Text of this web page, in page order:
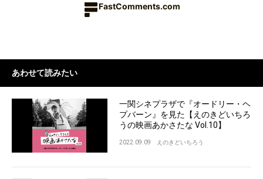
FastComments.com
あわせて読みたい
一関シネプラザで『オードリー・ヘ
プバーン』を見た【えのきどいちろ
うの映画あかさたな Vol.10】
2022.09.09 えのきどいちろう